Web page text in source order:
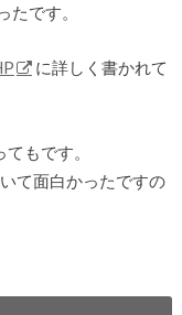
たです。
に詳しく書かれて
もです。
て面白かったですの